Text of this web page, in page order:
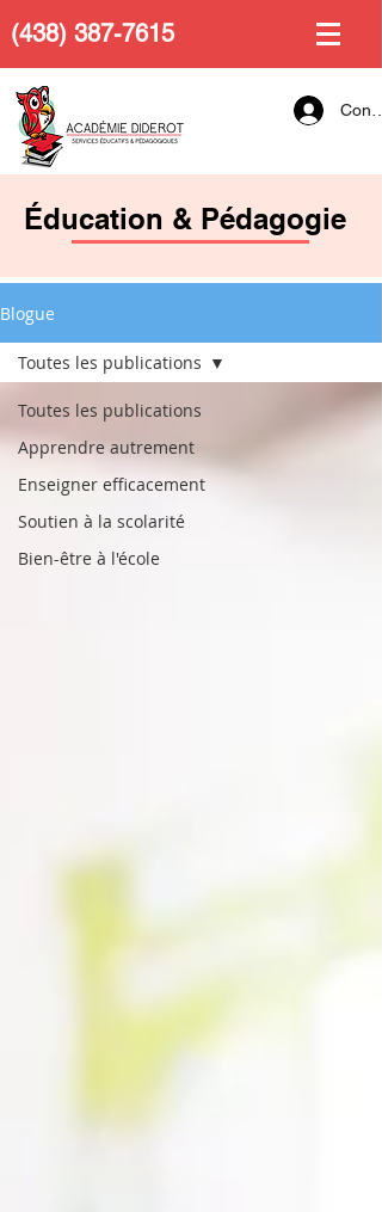
(438) 387-7615
Éducation & Pédagogie
Blogue
Toutes les publications
Apprendre autrement
Enseigner efficacement
Soutien à la scolarité
Bien-être à l'école
Toutes les publications